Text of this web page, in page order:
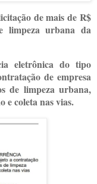
de mais de R$
limpeza urbana da
eletrônica do tipo
de empresa
de limpeza urbana,
e coleta nas vias.